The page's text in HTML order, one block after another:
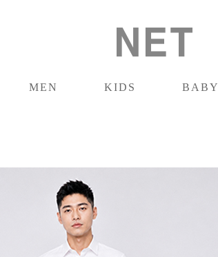
MEN
KIDS
BABY